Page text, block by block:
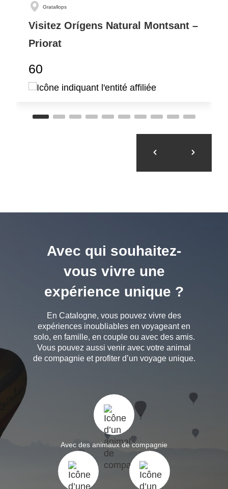
Gratallops
Visitez Orígens Natural Montsant –
Priorat
60
Avec qui souhaitez-
vous vivre une
expérience unique ?
En Catalogne, vous pouvez vivre des
expériences inoubliables en voyageant en
solo, en famille, en couple ou avec des amis.
Vous pouvez aussi venir avec votre animal
de compagnie et profiter d’un voyage unique.
Avec des animaux de compagnie